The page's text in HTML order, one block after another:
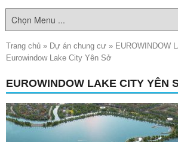
Trang chủ » Dự án chung cư » EUROWINDOW
Eurowindow Lake City Yên Sở
EUROWINDOW LAKE CITY YÊN